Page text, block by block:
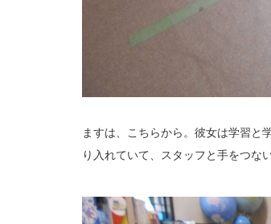
ますは、こちらから。彼女は学習と
り入れていて、スタッフと手をつな